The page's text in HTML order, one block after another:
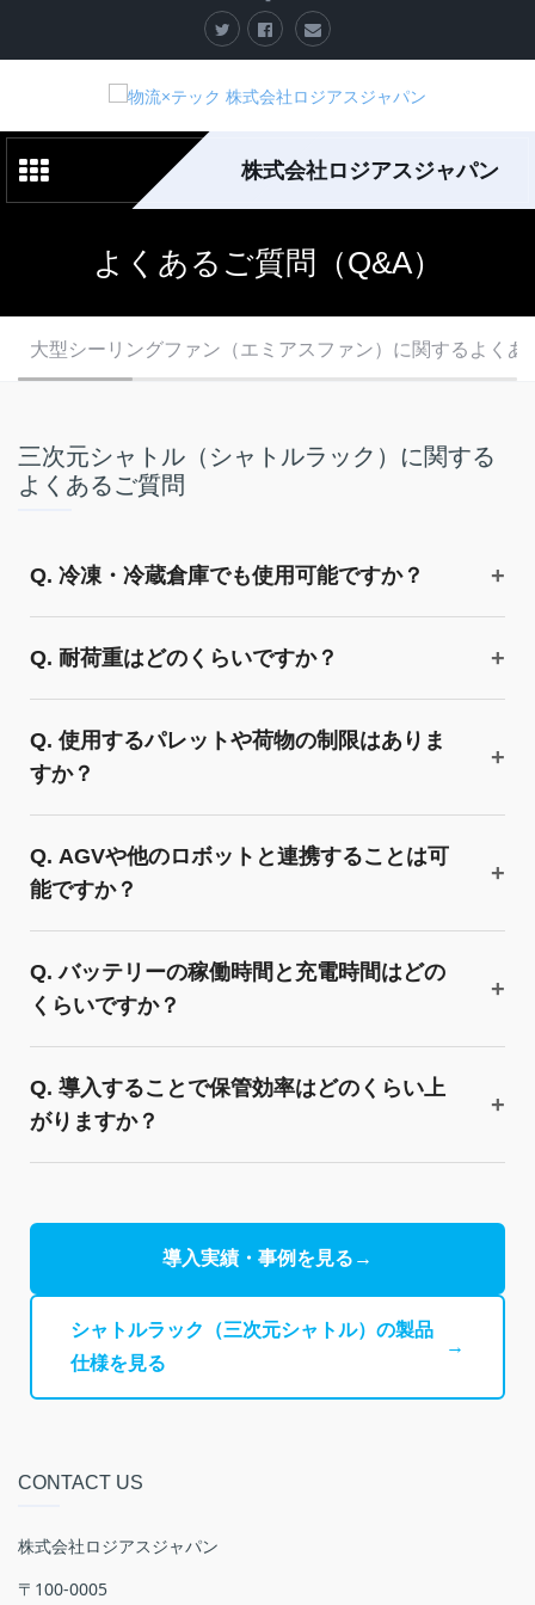
株式会社ロジアスジャパン
よくあるご質問（Q&A）
大型シーリングファン（エミアスファン）に関するよくあ
三次元シャトル（シャトルラック）に関する
よくあるご質問
Q. 冷凍・冷蔵倉庫でも使用可能ですか？
Q. 耐荷重はどのくらいですか？
Q. 使用するパレットや荷物の制限はありま
すか？
Q. AGVや他のロボットと連携することは可
能ですか？
Q. バッテリーの稼働時間と充電時間はどの
くらいですか？
Q. 導入することで保管効率はどのくらい上
がりますか？
導入実績・事例を見る →
シャトルラック（三次元シャトル）の製品
仕様を見る
→
CONTACT US
株式会社ロジアスジャパン
〒100-0005